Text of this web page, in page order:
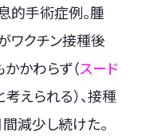
的手術症例。腫
ワクチン接種後
かわらず（スード
考えられる）、接種
減少し続けた。